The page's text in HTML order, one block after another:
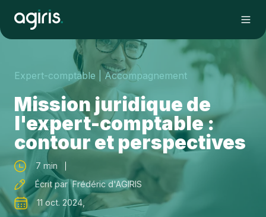
Expert-comptable | Accompagnement
Mission juridique de
l'expert-comptable :
contour et perspectives
7 min
Écrit par Frédéric d'AGIRIS
11 oct. 2024,